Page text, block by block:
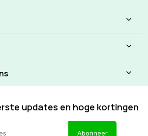
updates en hoge kortingen
Abonneer